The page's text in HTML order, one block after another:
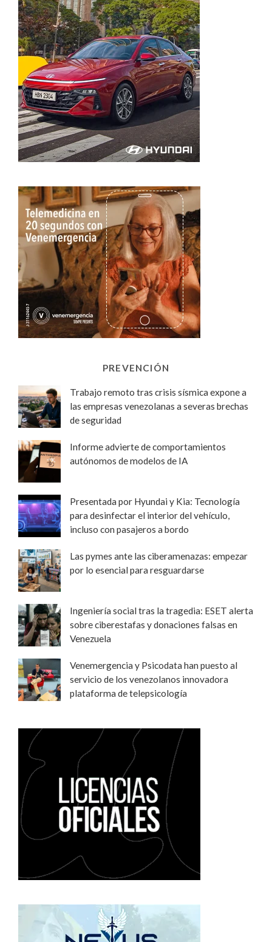
PREVENCIÓN
Trabajo remoto tras crisis sísmica expone a
las empresas venezolanas a severas brechas
de seguridad
Informe advierte de comportamientos
autónomos de modelos de IA
Presentada por Hyundai y Kia: Tecnología
para desinfectar el interior del vehículo,
incluso con pasajeros a bordo
Las pymes ante las ciberamenazas: empezar
por lo esencial para resguardarse
Ingeniería social tras la tragedia: ESET alerta
sobre ciberestafas y donaciones falsas en
Venezuela
Venemergencia y Psicodata han puesto al
servicio de los venezolanos innovadora
plataforma de telepsicología